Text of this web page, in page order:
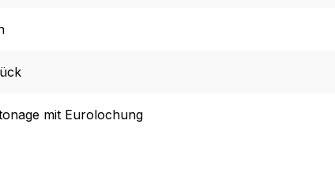
mit Eurolochung